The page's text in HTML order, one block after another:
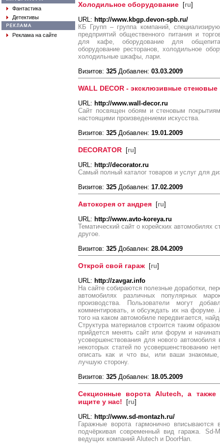
Фантастика
Детективы
Реклама на сайте
Холодильное оборудование [ru]
URL: http://www.kbgp.devon-spb.ru/
КБ Групп – группа компаний,
предприятий общественного питания и
для кафе, оборудование для
оборудование ресторанов, холодильное
холодильные шкафы, лари.
Визитов: 325 Добавлен: 03.03.2009
WALL DECOR - эксклюзивные
URL: http://www.wall-decor.ru
Сайт посвящен обоям и стеновым
настоящими произведениеми искусства.
Визитов: 325 Добавлен: 19.01.2009
DECORATOR [ru]
URL: http://decorator.ru
Самый полный каталог товаров и услуг для
Визитов: 325 Добавлен: 17.02.2009
Автокорея от андрея [ru]
URL: http://www.avto-koreya.ru
Тематический сайт о корейских автомобилях
другое.
Визитов: 325 Добавлен: 28.04.2009
Открой свой гараж [ru]
URL: http://zavgar.info
На сайте собираются полезные доработки,
автомобилях различных популярных
производства. Пользователи могут
комментировать, и обсуждать их на форуме.
того на каком автомобиле передвигается,
Структура материалов строится таким
прийдется менять сайт или форум и
усовершенствования для нового
некоторых статей по усовершенствованию
описать как и что вы, или ваши
лучшую сторону.
Визитов: 325 Добавлен: 18.05.2009
Секционные ворота Alutech, а также
ищите у нас! [ru]
URL: http://www.sd-montazh.ru/
Гаражные ворота гармонично
подчёркивая современный вид гаража. Sd-
ведущих компаний Alutech и DoorHan.